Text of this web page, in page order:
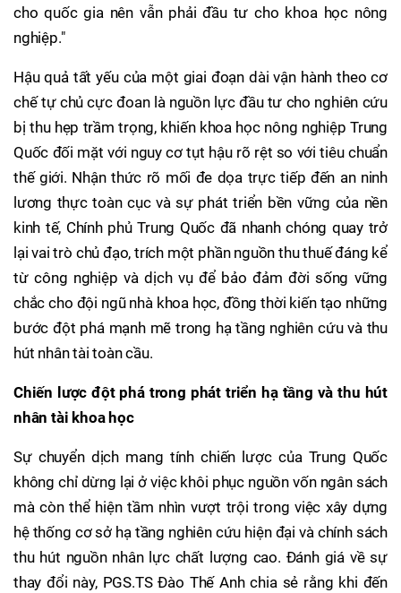
cho quốc gia nên vẫn phải đầu tư cho khoa học nông
nghiệp."
Hậu quả tất yếu của một giai đoạn dài vận hành theo cơ
chế tự chủ cực đoan là nguồn lực đầu tư cho nghiên cứu
bị thu hẹp trầm trọng, khiến khoa học nông nghiệp Trung
Quốc đối mặt với nguy cơ tụt hậu rõ rệt so với tiêu chuẩn
thế giới. Nhận thức rõ mối đe dọa trực tiếp đến an ninh
lương thực toàn cục và sự phát triển bền vững của nền
kinh tế, Chính phủ Trung Quốc đã nhanh chóng quay trở
lại vai trò chủ đạo, trích một phần nguồn thu thuế đáng kể
từ công nghiệp và dịch vụ để bảo đảm đời sống vững
chắc cho đội ngũ nhà khoa học, đồng thời kiến tạo những
bước đột phá mạnh mẽ trong hạ tầng nghiên cứu và thu
hút nhân tài toàn cầu.
Chiến lược đột phá trong phát triển hạ tầng và thu hút
nhân tài khoa học
Sự chuyển dịch mang tính chiến lược của Trung Quốc
không chỉ dừng lại ở việc khôi phục nguồn vốn ngân sách
mà còn thể hiện tầm nhìn vượt trội trong việc xây dựng
hệ thống cơ sở hạ tầng nghiên cứu hiện đại và chính sách
thu hút nguồn nhân lực chất lượng cao. Đánh giá về sự
thay đổi này, PGS.TS Đào Thế Anh chia sẻ rằng khi đến